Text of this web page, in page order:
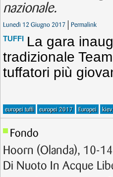
nazionale.
Lunedì 12 Giugno 2017 Permalink
TUFFI La gara
tradizionale
tuffatori più
europei tuffi europei 2017 Europei kiev
Fondo
Hoorn (Olanda), 10-
Di Nuoto In Acque